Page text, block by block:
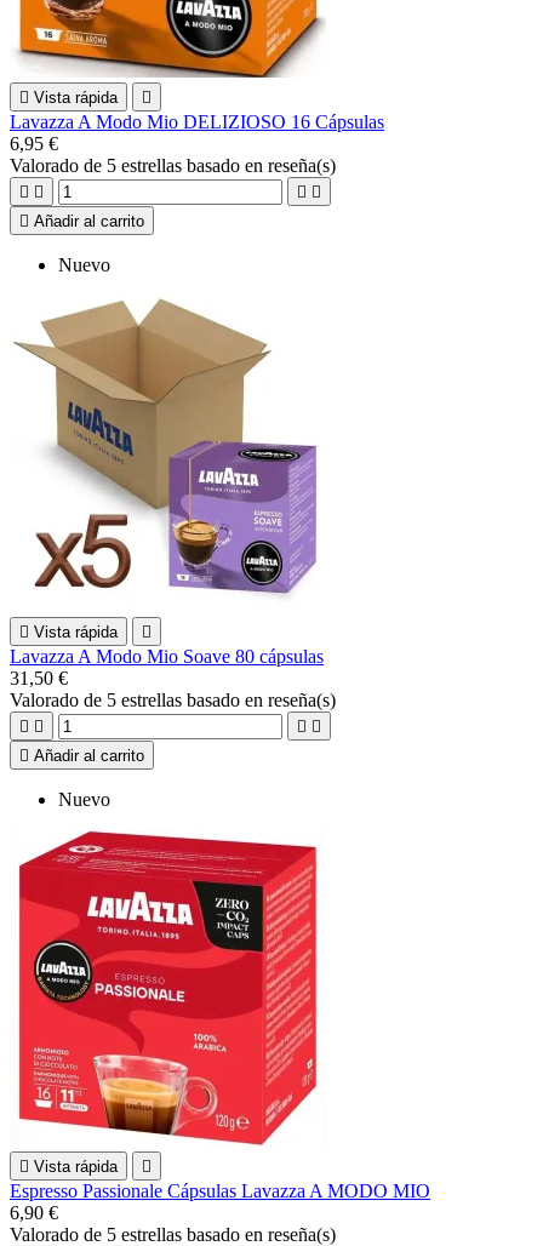
 Vista rápida 
Lavazza A Modo Mio DELIZIOSO 16 Cápsulas
6,95 €
Valorado de 5 estrellas basado en reseña(s)
   
 Añadir al carrito
Nuevo
 Vista rápida 
Lavazza A Modo Mio Soave 80 cápsulas
31,50 €
Valorado de 5 estrellas basado en reseña(s)
   
 Añadir al carrito
Nuevo
 Vista rápida 
Espresso Passionale Cápsulas Lavazza A MODO MIO
6,90 €
Valorado de 5 estrellas basado en reseña(s)